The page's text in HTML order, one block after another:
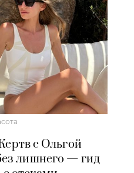
с Ольгой
лишнего — гид